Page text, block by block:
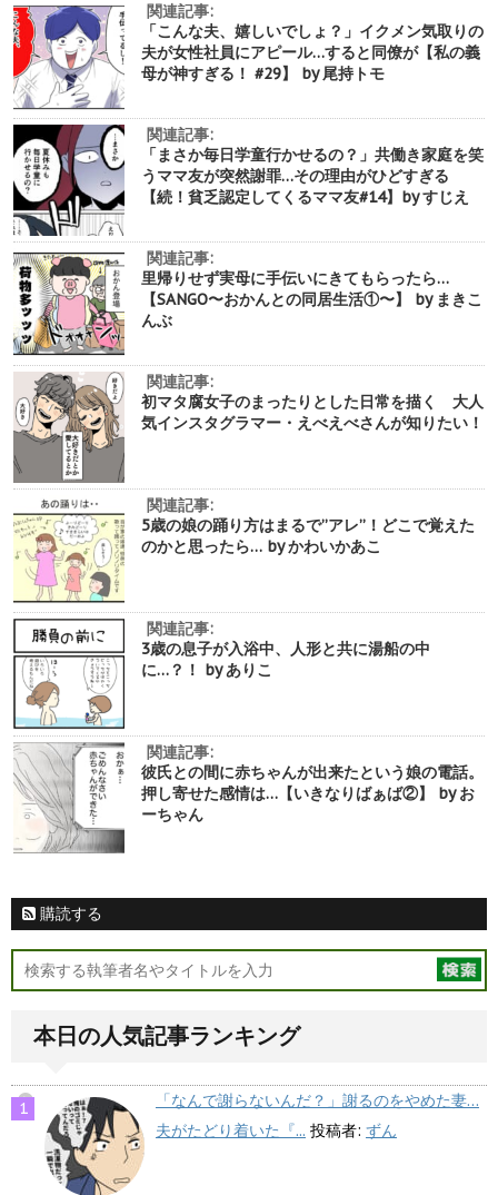
関連記事:
「こんな夫、嬉しいでしょ？」イクメン気取りの
夫が女性社員にアピール…すると同僚が【私の義
母が神すぎる！ #29】 by 尾持トモ
関連記事:
「まさか毎日学童行かせるの？」共働き家庭を笑
うママ友が突然謝罪…その理由がひどすぎる
【続！貧乏認定してくるママ友#14】by すじえ
関連記事:
里帰りせず実母に手伝いにきてもらったら…
【SANGO〜おかんとの同居生活①〜】 by まきこ
んぶ
関連記事:
初マタ腐女子のまったりとした日常を描く 大人
気インスタグラマー・えべえべさんが知りたい！
関連記事:
5歳の娘の踊り方はまるで”アレ”！どこで覚えた
のかと思ったら… by かわいかあこ
関連記事:
3歳の息子が入浴中、人形と共に湯船の中
に…？！ by ありこ
関連記事:
彼氏との間に赤ちゃんが出来たという娘の電話。
押し寄せた感情は…【いきなりばぁば②】 by お
ーちゃん
購読する
本日の人気記事ランキング
「なんで謝らないんだ？」謝るのをやめた妻…
夫がたどり着いた『... 投稿者: ずん